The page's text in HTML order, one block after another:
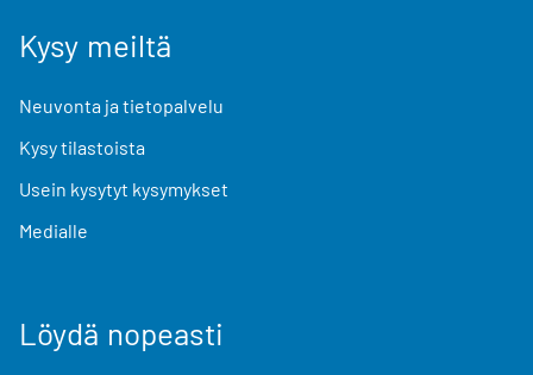
Kysy meiltä
Neuvonta ja tietopalvelu
Kysy tilastoista
Usein kysytyt kysymykset
Medialle
Löydä nopeasti